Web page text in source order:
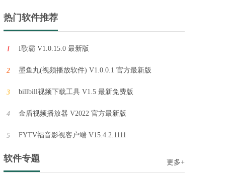
三国志2安卓光荣汉化版 v2.6
热门软件推荐
1 I歌霸 V1.0.15.0 最新版
2 墨鱼丸(视频播放软件) V1.0.0.1 官方最新版
3 billbill视频下载工具 V1.5 最新免费版
4 金盾视频播放器 V2022 官方最新版
5 FYTV福音影视客户端 V15.4.2.1111
软件专题 更多+